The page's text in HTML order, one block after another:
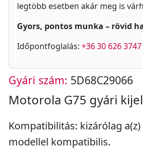
legtöbb esetben akár meg is
Gyors, pontos munka – rövid
Időpontfoglalás: +36 30 626 3747
Gyári szám: 5D68C29066
Motorola G75 gyári
Kompatibilitás: kizárólag
modellel kompatibilis.